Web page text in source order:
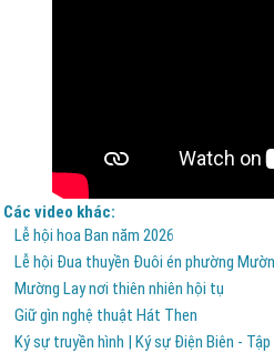
Các video khác:
Lễ hội hoa Ban năm 2026
Lễ hội Đua thuyền Đuôi én phường
Mường Lay nơi thiên nhiên hội tụ
Giữ gìn nghệ thuật Hát Then
Ký sự truyền hình | Ký sự Điện Biên -